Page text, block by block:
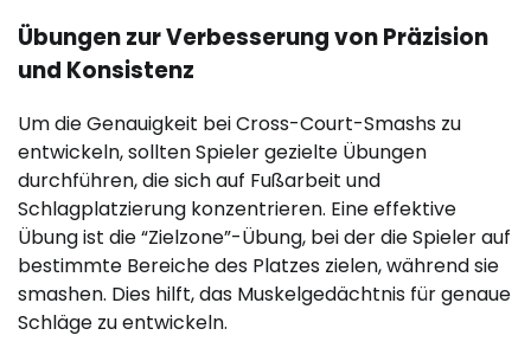
Übungen zur Verbesserung von Präzision
und Konsistenz
Um die Genauigkeit bei Cross-Court-Smashs zu
entwickeln, sollten Spieler gezielte Übungen
durchführen, die sich auf Fußarbeit und
Schlagplatzierung konzentrieren. Eine effektive
Übung ist die “Zielzone”-Übung, bei der die Spieler auf
bestimmte Bereiche des Platzes zielen, während sie
smashen. Dies hilft, das Muskelgedächtnis für genaue
Schläge zu entwickeln.